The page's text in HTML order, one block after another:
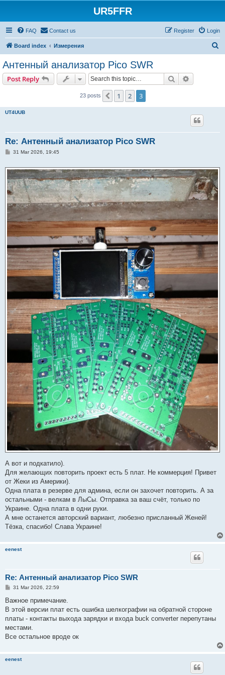
UR5FFR
FAQ Contact us Login
Register
Board index Измерения
Антенный анализатор Pico SWR
Post Reply Search
23 posts Previous
1 2 3
UT4UUB
Re: Антенный анализатор Pico SWR
P
t
31 Mar 2026, 19:45
А вот и подкатило).
Для желающих повторить проект есть 5 плат. Не коммерция! Привет
от Жеки из Америки).
Одна плата в резерве для админа, если он захочет повторить. А за
остальными - велкам в ЛыСы. Отправка за ваш счёт, только по
Украине. Одна плата в одни руки.
А мне останется авторский вариант, любезно присланный Женей!
Тёзка, спасибо! Слава Украине!
eenest
Re: Антенный анализатор Pico SWR
P
s
31 Mar 2026, 22:59
Важное примечание.
В этой версии плат есть ошибка шелкографии на обратной стороне
платы - контакты выхода зарядки и входа buck converter перепутаны
местами.
Все остальное вроде ок
eenest